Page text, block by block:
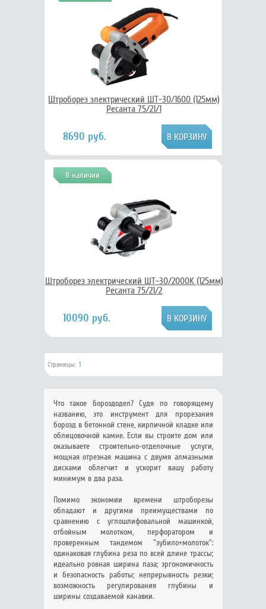
Штроборез электрический ШТ-30/1600 (125мм)
Ресанта 75/21/1
8690 руб.
В наличии
Штроборез электрический ШТ-30/2000K (125мм)
Ресанта 75/21/2
10090 руб.
Страницы: 1
Что такое бороздодел? Судя по говорящему
названию, это инструмент для прорезания
борозд в бетонной стене, кирпичной кладке или
облицовочной камне. Если вы строите дом или
оказываете строительно-отделочные услуги,
мощная отрезная машина с двумя алмазными
дисками облегчит и ускорит вашу работу
минимум в два раза.
Помимо экономии времени штроборезы
обладают и другими преимуществами по
сравнению с углошлифовальной машинкой,
отбойным молотком, перфоратором и
проверенным тандемом "зубило+молоток":
одинаковая глубина реза по всей длине трассы;
идеально ровная ширина паза; эргономичность
и безопасность работы; непрерывность резки;
возможность регулирования глубины и
ширины создаваемой канавки.